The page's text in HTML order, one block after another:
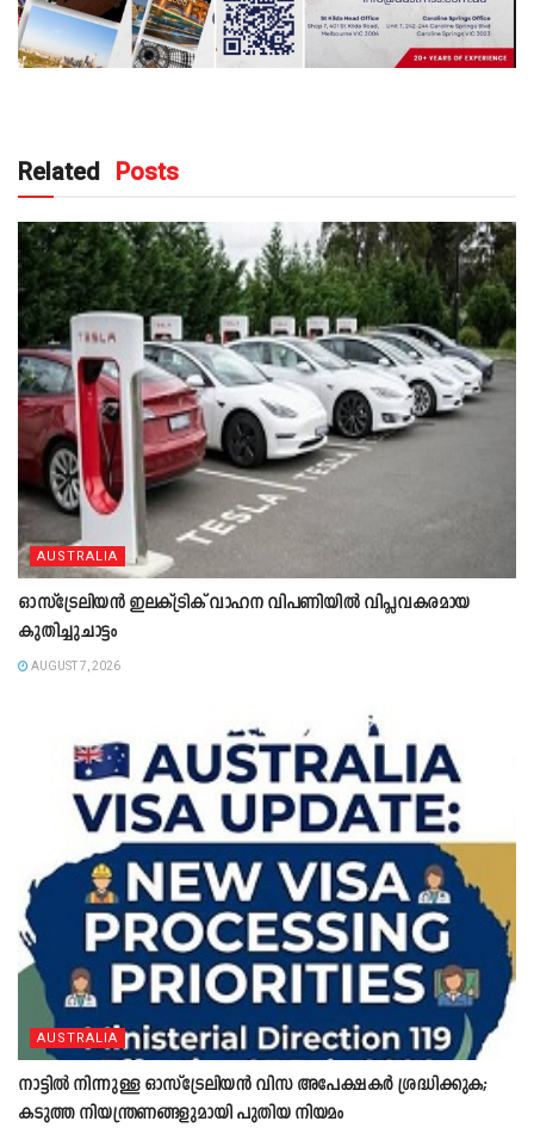
Related Posts
AUSTRALIA
ഓസ്‌ട്രേലിയൻ ഇലക്ട്രിക് വാഹന വിപണിയിൽ വിപ്ലവകരമായ
കുതിച്ചുചാട്ടം
AUGUST 7, 2026
AUSTRALIA
നാട്ടിൽ നിന്നുള്ള ഓസ്‌ട്രേലിയൻ വിസ അപേക്ഷകർ ശ്രദ്ധിക്കുക;
കടുത്ത നിയന്ത്രണങ്ങളുമായി പുതിയ നിയമം